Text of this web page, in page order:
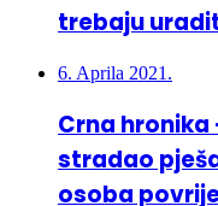
6. Aprila 2021.
Crna hronika
stradao
osoba
nesreće